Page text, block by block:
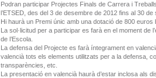
Podran participar Projectes Finals de Carrera i
l’ETSED, des del 3 de desembre de 2012 fins al 30 de
Hi haurà un Premi únic amb una dotació de 800 euros
La sol·licitud per a participar es farà en el moment de
de l’Escola.
La defensa del Projecte es farà íntegrament en
valencià tots els elements utilitzats per a la defensa,
transparències, etc.
La presentació en valencià haurà d’estar inclosa als